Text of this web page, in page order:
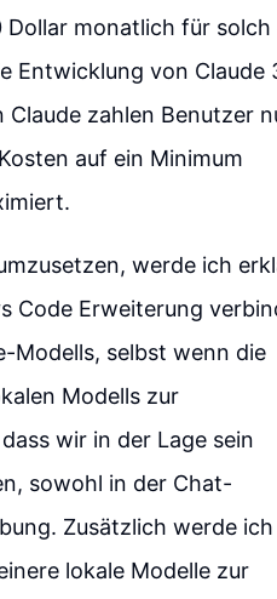
Dollar monatlich für solch
Entwicklung von Claude
zahlen Benutzer
auf ein Minimum
werde ich
Code Erweiterung
Modells, selbst wenn die
Modells zur
wir in der Lage sein
sowohl in der Chat-
Zusätzlich werde
lokale Modelle zur